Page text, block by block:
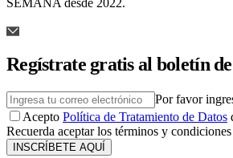
Regístrate gratis al boletín
Por favor
Acepto Política de Tratamiento de Datos
Recuerda aceptar los términos y
INSCRÍBETE AQUÍ